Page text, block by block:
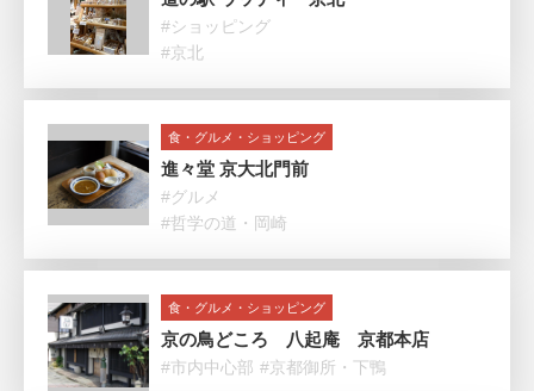
#ショッピング
#京北
食・グルメ・ショッピング
進々堂 京大北門前
#グルメ
#哲学の道・岡崎
食・グルメ・ショッピング
京の鳥どころ 八起庵 京都本店
#市内中心部 #京都御所・下鴨